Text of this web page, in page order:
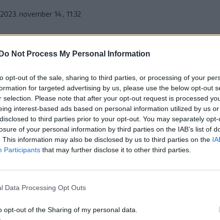
Do Not Process My Personal Information
opt-out of the sale, sharing to third parties, or processing of your
for targeted advertising by us, please use the below opt-out
selection. Please note that after your opt-out request is processed
interest-based ads based on personal information utilized by us
to third parties prior to your opt-out. You may separately
of your personal information by third parties on the IAB’s list of
This information may also be disclosed by us to third parties on the
Participants that may further disclose it to other third parties.
Data Processing Opt Outs
opt-out of the Sharing of my personal data.
2023. november 14., 11:32
találatokban elöl legyen a Krónika!
mutatták be Balázs Imre József költőnek,
november elején. A két kiadvány közül az egyik
román fordítása – Kocsis Francisko
az avantgárdról szóló tanulmánykötete.
számára nem új a magyar
közti, irodalmi igényű